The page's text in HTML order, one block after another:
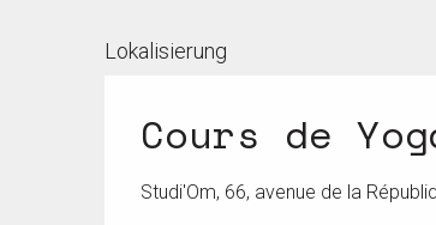
Lokalisierung
Cours de
Studi'Om, 66, avenue de la